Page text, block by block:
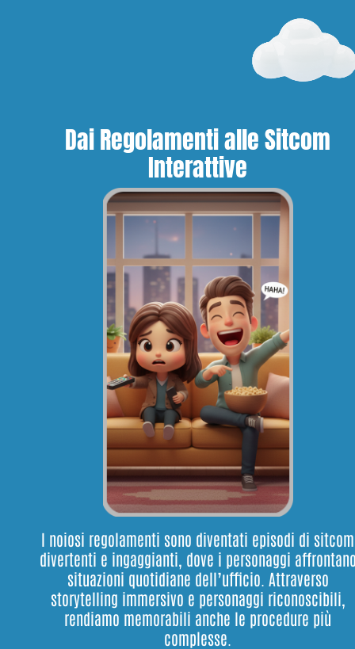
Dai Regolamenti alle Sitcom
Interattive
I noiosi regolamenti sono diventati episodi di sitcom
divertenti e ingaggianti, dove i personaggi
situazioni quotidiane dell’ufficio. Attraverso
storytelling immersivo e personaggi riconoscibili,
rendiamo memorabili anche le procedure più
complesse.